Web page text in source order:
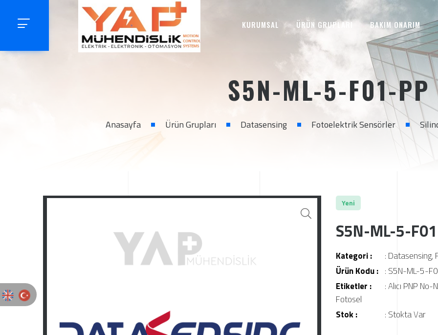
KURUMSAL ÜRÜN GRUPLARI BAKIM ONARIM
S5N-ML-5-F01-PP
Anasayfa Ürün Grupları Datasensing Fotoelektrik Sensörler
Yeni
S5N-ML-5-
Kategori : : Datasensing,
Ürün Kodu : : S5N-ML-5-
Etiketler :
:Alıcı PNP No-
Fotosel
Stok :
: Stokta Var